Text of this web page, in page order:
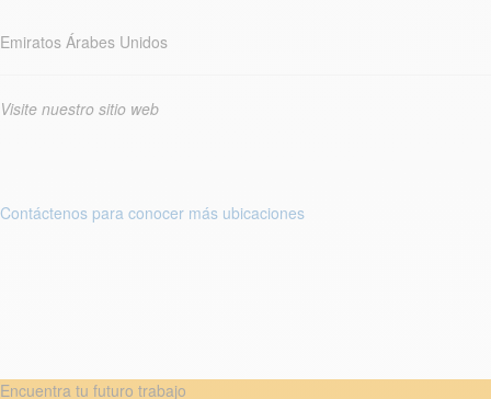
Emiratos Árabes Unidos
Visite nuestro sitio web
Contáctenos para conocer más ubicaciones
Encuentra tu futuro trabajo